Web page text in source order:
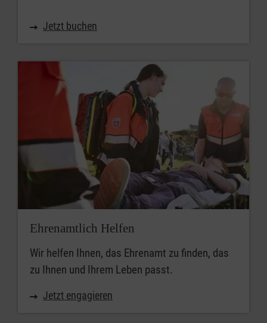
Jetzt buchen
Ehrenamtlich Helfen
Wir helfen Ihnen, das Ehrenamt zu finden, das
zu Ihnen und Ihrem Leben passt.
Jetzt engagieren